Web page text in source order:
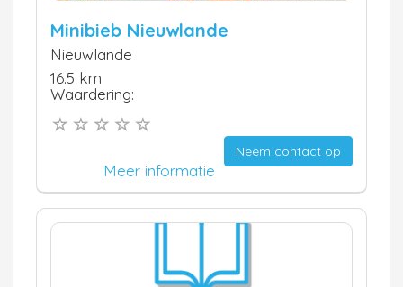
Minibieb Nieuwlande
Nieuwlande
16.5 km
Waardering:
Neem contact op
Meer informatie